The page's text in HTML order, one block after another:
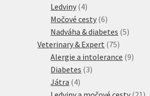
produkty
Ledviny 44
produkty
Močové cesty 66
produktů
Nadváha & diabetes 55
Veterinary & Expert 7575
produktů
Alergie a intolerance 99
Diabetes 33
Játra 44
produkty
21